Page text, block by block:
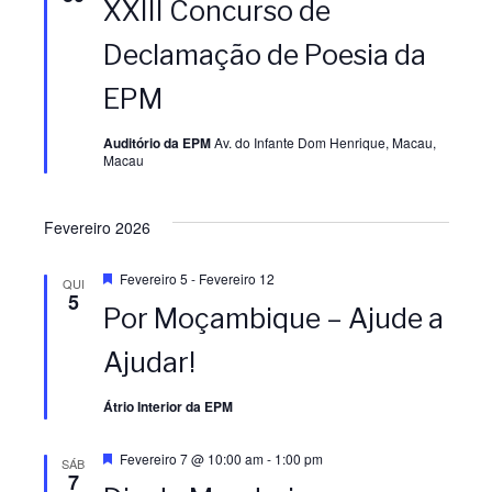
XXIII Concurso de
Declamação de Poesia da
EPM
s
t
q
e
Auditório da EPMAv. do Infante Dom Henrique, Macau,
Macau
Fevereiro 2026
QUI
5
Por Moçambique – Ajude a
Ajudar!
D
s
a
q
u
e
Fevereiro 5 - Fevereiro 12
Átrio Interior da EPM
SÁB
7
D
Fevereiro 7 @ 10:00 am- 1:00 pm